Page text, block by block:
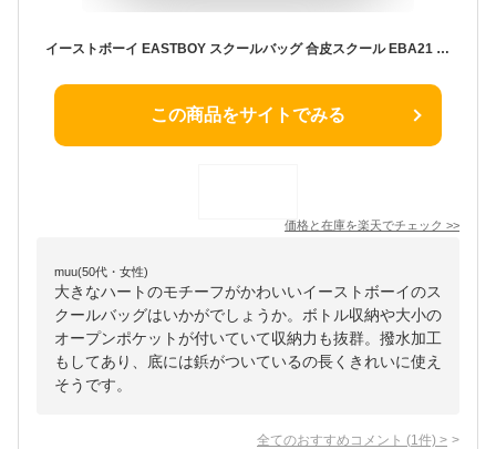
イーストボーイ EASTBOY スクールバッグ 合皮スクール EBA21 通学 通学かばん 学生カバン 中学生 高校生 入学 ブランド 女子 ガールズ おしゃれ 可愛い 女神 撥水 軽量 ブラック ブラウン
この商品をサイトでみる
価格と在庫を楽天でチェック >>
muu(50代・女性)
大きなハートのモチーフがかわいいイーストボーイのス
クールバッグはいかがでしょうか。ボトル収納や大小の
オープンポケットが付いていて収納力も抜群。撥水加工
もしてあり、底には鋲がついているの長くきれいに使え
そうです。
全てのおすすめコメント (1 件) >